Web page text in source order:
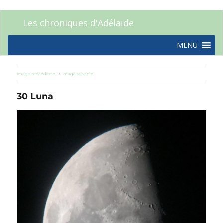
Les chroniques d'Adélaïde
MENU
Image précédente Image suivante
30 Luna